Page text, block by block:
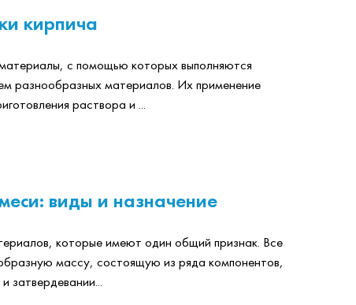
кирпича
с помощью которых выполняются
разнообразных материалов. Их применение
раствора и ...
виды и назначение
которые имеют один общий признак. Все
массу, состоящую из ряда компонентов,
затвердевании...